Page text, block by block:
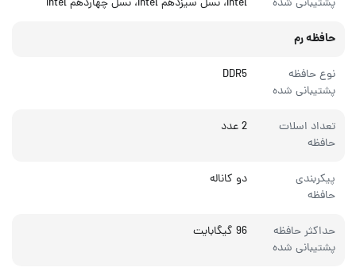
پشتیبانی شده
Intel، نسل سیزدهم Intel، نسل چهاردهم Intel
حافظه رم
نوع حافظه
پشتیبانی شده
DDR5
تعداد اسلات
حافظه
2 عدد
پیکربندی
حافظه
دو کاناله
حداکثر حافظه
پشتیبانی شده
96 گیگابایت